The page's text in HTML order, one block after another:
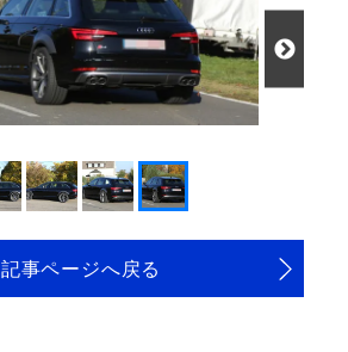
記事ページへ戻る